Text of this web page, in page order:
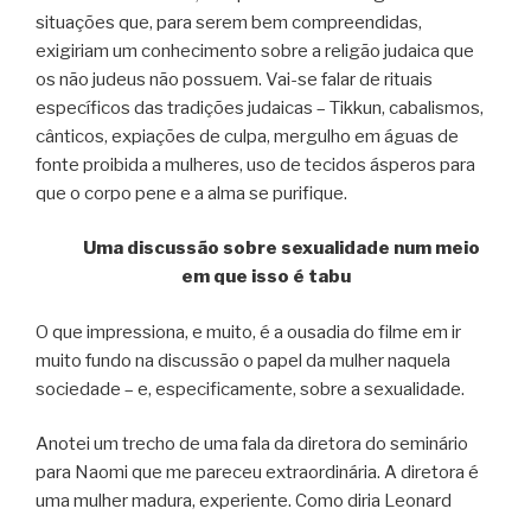
situações que, para serem bem compreendidas,
exigiriam um conhecimento sobre a religão judaica que
os não judeus não possuem. Vai-se falar de rituais
específicos das tradições judaicas – Tikkun, cabalismos,
cânticos, expiações de culpa, mergulho em águas de
fonte proibida a mulheres, uso de tecidos ásperos para
que o corpo pene e a alma se purifique.
Uma discussão sobre sexualidade num meio
em que isso é tabu
O que impressiona, e muito, é a ousadia do filme em ir
muito fundo na discussão o papel da mulher naquela
sociedade – e, especificamente, sobre a sexualidade.
Anotei um trecho de uma fala da diretora do seminário
para Naomi que me pareceu extraordinária. A diretora é
uma mulher madura, experiente. Como diria Leonard